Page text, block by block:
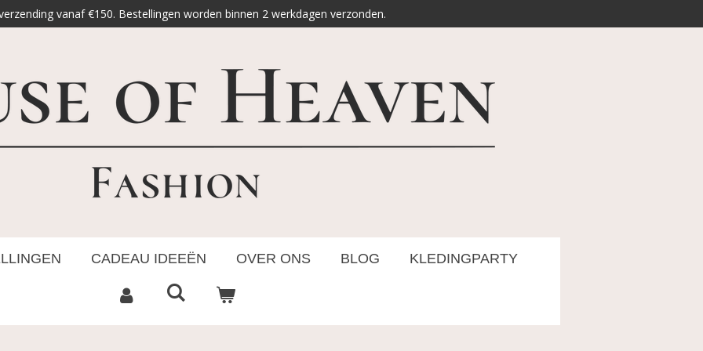
vanaf €150. Bestellingen worden binnen 2 werkdagen verzonden.
CADEAU IDEEËN OVER ONS BLOG KLEDINGPARTY